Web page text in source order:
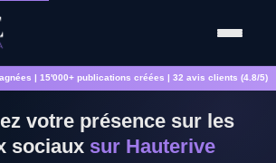
| 15'000+ publications créées | 32 avis clients (4.8/5)
votre présence sur les
sociaux sur Hauterive